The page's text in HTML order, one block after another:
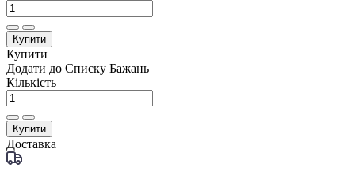
Купити
Купити
Додати до Списку Бажань
Кількість
Купити
Доставка